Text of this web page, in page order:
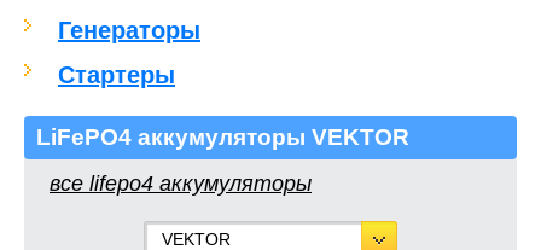
Генераторы
Стартеры
LiFePO4 аккумуляторы VEKTOR
все lifepo4 аккумуляторы
VEKTOR